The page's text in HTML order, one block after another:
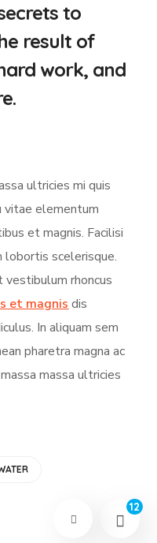
to
result of
work, and
ultricies mi quis
vitae elementum
et magnis. Facilisi
lobortis scelerisque.
rhoncus
et magnis dis
In aliquam sem
pharetra magna ac
massa ultricies
12